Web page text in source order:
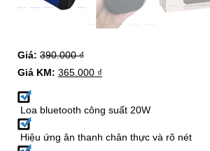
Giá: 390.000₫
Giá KM: 365.000 ₫
Loa bluetooth công suất 20W
Hiệu ứng ân thanh chân thực và rõ nét